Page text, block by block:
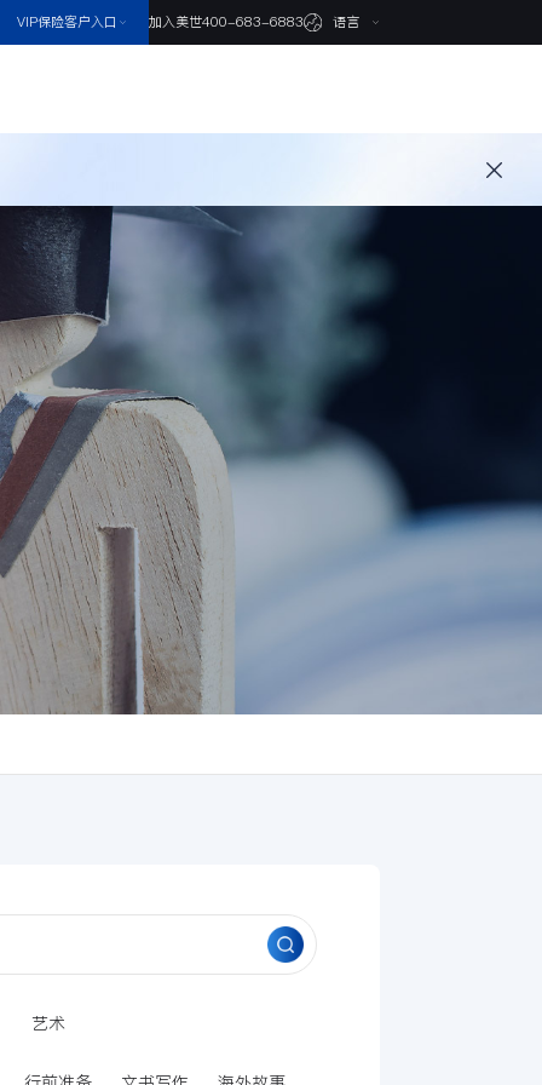
VIP保险客户入口 加入美世400-683-6883 语言
艺术